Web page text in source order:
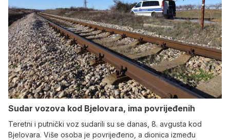
Sudar vozova kod Bjelovara, ima povrijeđenih
Teretni i putnički voz sudarili su se danas, 8. avgusta kod
Bjelovara. Više osoba je povrijeđeno, a dionica između